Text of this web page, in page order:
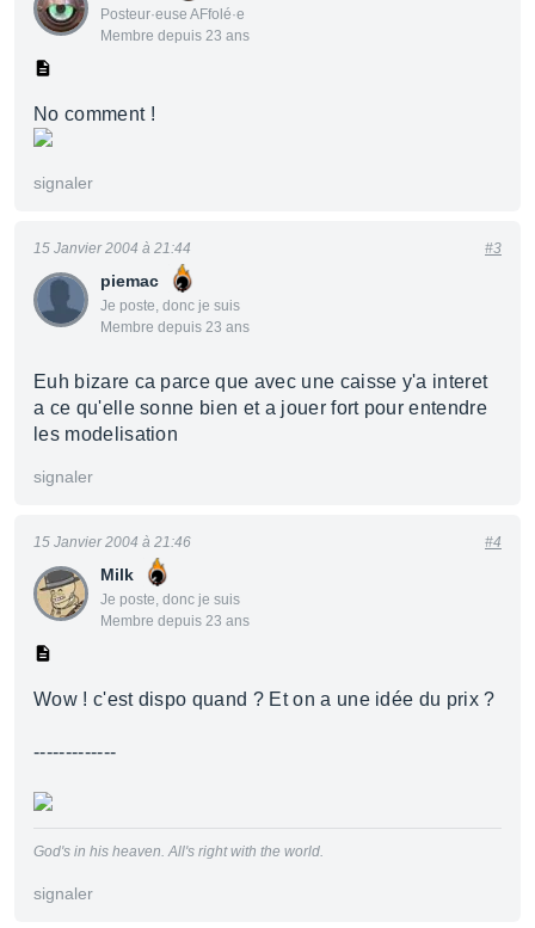
Posteur·euse AFfolé·e
Membre depuis 23 ans
No comment !
signaler
piemac
Je poste, donc je suis
Membre depuis 23 ans
15 Janvier 2004 à 21:44 #3
Euh bizare ca parce que avec une caisse y'a interet
a ce qu'elle sonne bien et a jouer fort pour entendre
les modelisation
signaler
Milk
Je poste, donc je suis
Membre depuis 23 ans
15 Janvier 2004 à 21:46 #4
Wow ! c'est dispo quand ? Et on a une idée du prix ?
-------------
God's in his heaven. All's right with the world.
signaler